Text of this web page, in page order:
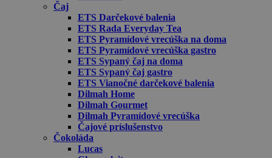
Čaj
ETS Darčekové balenia
ETS Rada Everyday Tea
ETS Pyramídové vrecúška na doma
ETS Pyramídové vrecúška gastro
ETS Sypaný čaj na doma
ETS Sypaný čaj gastro
ETS Vianočné darčekové balenia
Dilmah Home
Dilmah Gourmet
Dilmah Pyramídové vrecúška
Čajové príslušenstvo
Čokoláda
Lucas